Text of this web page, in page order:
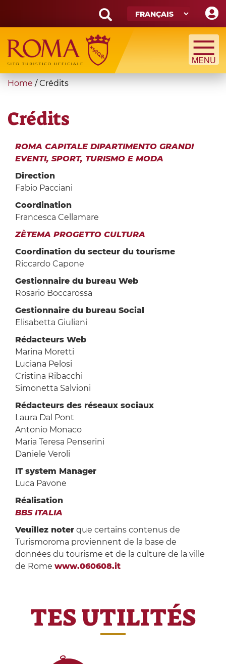
main
content
Search
form
Recherche
You
here
Home /Crédits
Crédits
ROMA CAPITALE DIPARTIMENTO GRANDI
EVENTI, SPORT, TURISMO E MODA
Direction
Fabio Pacciani
Coordination
Francesca Cellamare
ZÈTEMA PROGETTO CULTURA
Coordination du secteur du tourisme
Riccardo Capone
Gestionnaire du bureau Web
Rosario Boccarossa
Gestionnaire du bureau Social
Elisabetta Giuliani
Rédacteurs Web
Marina Moretti
Luciana Pelosi
Cristina Ribacchi
Simonetta Salvioni
Rédacteurs des réseaux sociaux
Laura Dal Pont
Antonio Monaco
Maria Teresa Penserini
Daniele Veroli
IT system Manager
Luca Pavone
Réalisation
BBS ITALIA
Veuillez noterque certains contenus de
Turismoroma proviennent de la base de
données du tourisme et de la culture de la ville
de Rome www.060608.it
TES UTILITÉS